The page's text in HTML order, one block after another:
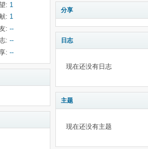
: 1
: 1
: --
: --
: --
分享
日志
现在还没有日志
主题
现在还没有主题